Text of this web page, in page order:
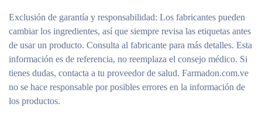
Exclusión de garantía y responsabilidad: Los fabricantes pueden
cambiar los ingredientes, así que siempre revisa las etiquetas antes
de usar un producto. Consulta al fabricante para más detalles. Esta
información es de referencia, no reemplaza el consejo médico. Si
tienes dudas, contacta a tu proveedor de salud. Farmadon.com.ve
no se hace responsable por posibles errores en la información de
los productos.